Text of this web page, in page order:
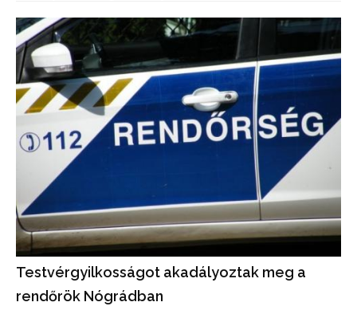
Testvérgyilkosságot akadályoztak meg a
rendőrök Nógrádban